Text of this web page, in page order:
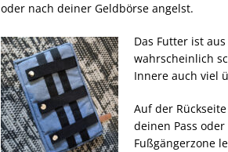
oder nach deiner Geldbörse angelst.
Das Futter ist
wahrscheinlich
Innere auch viel
Auf der
deinen Pass
Fußgängerzone